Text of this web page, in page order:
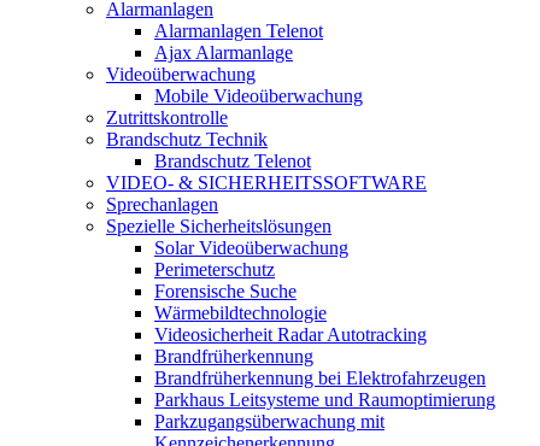
Alarmanlagen
Alarmanlagen Telenot
Ajax Alarmanlage
Videoüberwachung
Mobile Videoüberwachung
Zutrittskontrolle
Brandschutz Technik
Brandschutz Telenot
VIDEO- & SICHERHEITSSOFTWARE
Sprechanlagen
Spezielle Sicherheitslösungen
Solar Videoüberwachung
Perimeterschutz
Forensische Suche
Wärmebildtechnologie
Videosicherheit Radar Autotracking​
Brandfrüherkennung
Brandfrüherkennung bei Elektrofahrzeugen
Parkhaus Leitsysteme und Raumoptimierung
Parkzugangsüberwachung mit